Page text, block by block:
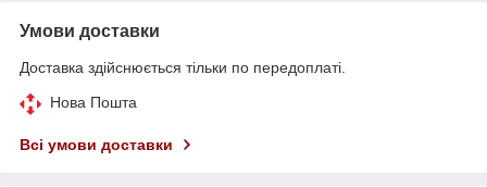
Умови доставки
Доставка здійснюється тільки по передоплаті.
Нова Пошта
Всі умови доставки